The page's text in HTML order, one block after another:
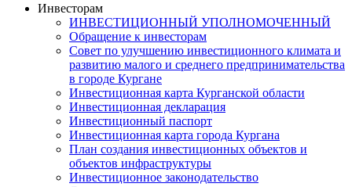
Инвесторам
ИНВЕСТИЦИОННЫЙ УПОЛНОМОЧЕННЫЙ
Обращение к инвесторам
Совет по улучшению инвестиционного климата и
развитию малого и среднего предпринимательства
в городе Кургане
Инвестиционная карта Курганской области
Инвестиционная декларация
Инвестиционный паспорт
Инвестиционная карта города Кургана
План создания инвестиционных объектов и
объектов инфраструктуры
Инвестиционное законодательство